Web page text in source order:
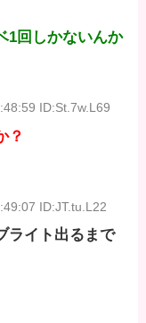
1回しかないんか
ID:St.7w.L69
？
ID:JT.tu.L22
ライト出るまで